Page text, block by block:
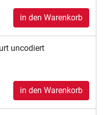
in den Warenkorb
uncodiert
in den Warenkorb